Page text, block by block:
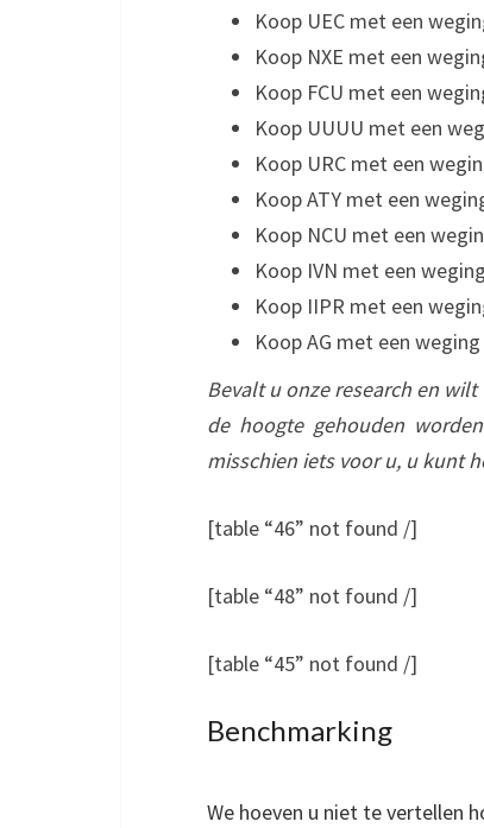
Koop UEC met een
Koop NXE met een
Koop FCU met een
Koop UUUU met een
Koop URC met een
Koop ATY met een
Koop NCU met een
Koop IVN met een
Koop IIPR met een
Koop AG met een
Bevalt u onze research en
de hoogte gehouden
misschien iets voor u, u kunt
[table “46” not found /]
[table “48” not found /]
[table “45” not found /]
Benchmarking
We hoeven u niet te vertellen